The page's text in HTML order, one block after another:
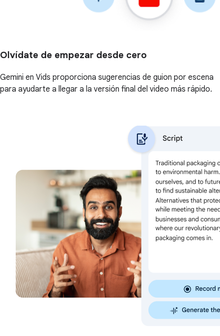
Olvídate de empezar desde cero
Gemini en Vids proporciona sugerencias de guion por escena
para ayudarte a llegar a la versión final del video más rápido.